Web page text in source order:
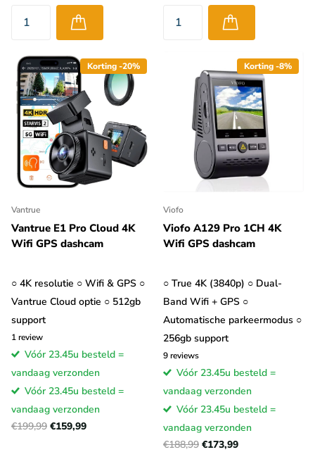
Korting -20%
Vantrue
Vantrue E1 Pro Cloud 4K
Wifi GPS dashcam
○ 4K resolutie ○ Wifi & GPS ○
Vantrue Cloud optie ○ 512gb
support
1review
Vóór 23.45u besteld =
vandaag verzonden
Vóór 23.45u besteld =
vandaag verzonden
€199,99 €159,99
Korting -8%
Viofo
Viofo A129 Pro 1CH 4K
Wifi GPS dashcam
○ True 4K (3840p) ○ Dual-
Band Wifi + GPS ○
Automatische parkeermodus ○
256gb support
9reviews
Vóór 23.45u besteld =
vandaag verzonden
Vóór 23.45u besteld =
vandaag verzonden
€188,99 €173,99